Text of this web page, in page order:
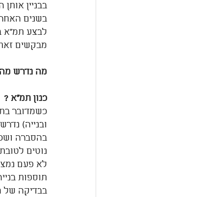
בבניין
לבצע תמ"א
מבקשים
מה נדרש
כנון תמ"א ?
בהסברה
נוטים
לא פעם
תוספות
בבדיקה של